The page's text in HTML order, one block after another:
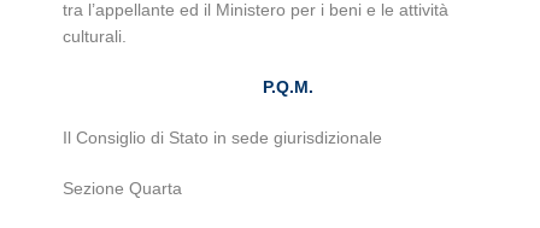
tra l’appellante ed il Ministero per i beni e le attività
culturali.
P.Q.M.
Il Consiglio di Stato in sede giurisdizionale
Sezione Quarta